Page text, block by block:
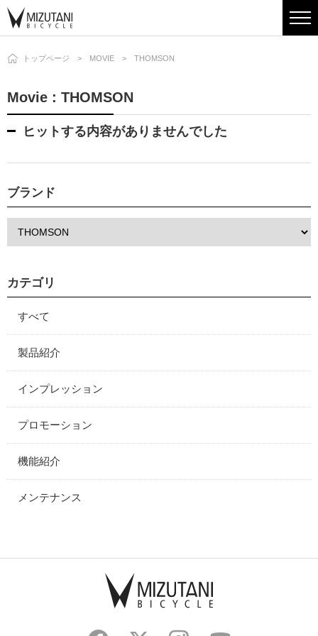
トップページ MOVIE THOMSON
Movie : THOMSON
ヒットする内容がありませんでした
ブランド
カテゴリ
すべて
製品紹介
インプレッション
プロモーション
機能紹介
メンテナンス